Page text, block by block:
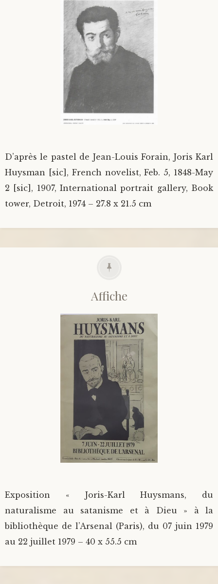
D’après le pastel de Jean-Louis Forain, Joris Karl
Huysman [sic], French novelist, Feb. 5, 1848-May
2 [sic], 1907, International portrait gallery, Book
tower, Detroit, 1974 – 27.8 x 21.5 cm
Affiche
Exposition « Joris-Karl Huysmans, du
naturalisme au satanisme et à Dieu » à la
bibliothèque de l’Arsenal (Paris), du 07 juin 1979
au 22 juillet 1979 – 40 x 55.5 cm